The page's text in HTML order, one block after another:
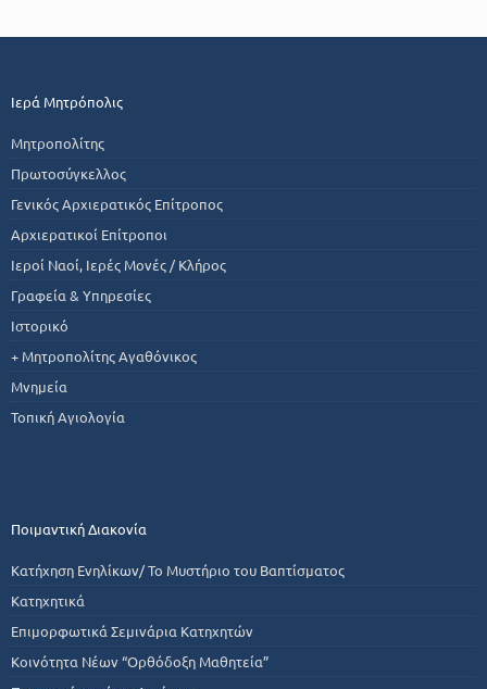
Ιερά Μητρόπολις
Μητροπολίτης
Πρωτοσύγκελλος
Γενικός Αρχιερατικός Επίτροπος
Αρχιερατικοί Επίτροποι
Ιεροί Ναοί, Ιερές Μονές / Κλήρος
Γραφεία & Υπηρεσίες
Ιστορικό
+ Μητροπολίτης Αγαθόνικος
Μνημεία
Τοπική Αγιολογία
Ποιμαντική Διακονία
Κατήχηση Ενηλίκων/ Το Μυστήριο του Βαπτίσματος
Κατηχητικά
Επιμορφωτικά Σεμινάρια Κατηχητών
Κοινότητα Νέων “Ορθόδοξη Μαθητεία”